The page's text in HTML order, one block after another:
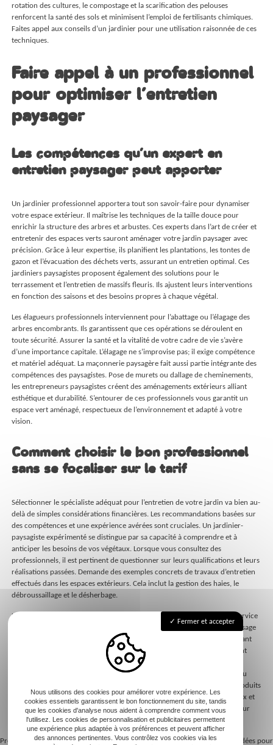
rotation des cultures, le compostage et la scarification des pelouses
renforcent la santé des sols et minimisent l’emploi de fertilisants chimiques.
Faites appel aux conseils d’un jardinier pour une utilisation raisonnée de ces
techniques.
Faire appel à un professionnel
pour optimiser l’entretien
paysager
Les compétences qu’un expert en
entretien paysager peut apporter
Un jardinier professionnel apportera tout son savoir-faire pour dynamiser
votre espace extérieur. Il maîtrise les techniques de la taille douce pour
enrichir la structure des arbres et arbustes. Ces experts dans l’art de créer et
entretenir des espaces verts sauront aménager votre jardin paysager avec
précision. Grâce à leur expertise, ils planifient les plantations, les tontes de
gazon et l’évacuation des déchets verts, assurant un entretien optimal. Ces
jardiniers paysagistes proposent également des solutions pour le
terrassement et l’entretien de massifs fleuris. Ils ajustent leurs interventions
en fonction des saisons et des besoins propres à chaque végétal.
Les élagueurs professionnels interviennent pour l’abattage ou l’élagage des
arbres encombrants. Ils garantissent que ces opérations se déroulent en
toute sécurité. Assurer la santé et la vitalité de votre cadre de vie s’avère
d’une importance capitale. L’élagage ne s’improvise pas; il exige compétence
et matériel adéquat. La maçonnerie paysagère fait aussi partie intégrante des
compétences des paysagistes. Pose de murets ou dallage de cheminements,
les entrepreneurs paysagistes créent des aménagements extérieurs alliant
esthétique et durabilité. S’entourer de ces professionnels vous garantit un
espace vert aménagé, respectueux de l’environnement et adapté à votre
vision.
Comment choisir le bon professionnel
sans se focaliser sur le tarif
Sélectionner le spécialiste adéquat pour l’entretien de votre jardin va bien au-
delà de simples considérations financières. Les recommandations basées sur
des compétences et une expérience avérées sont cruciales. Un jardinier-
paysagiste expérimenté se distingue par sa capacité à comprendre et à
anticiper les besoins de vos végétaux. Lorsque vous consultez des
professionnels, il est pertinent de questionner sur leurs qualifications et leurs
réalisations passées. Demande des exemples concrets de travaux d’entretien
effectués dans les espaces extérieurs. Cela inclut la gestion des haies, le
débroussaillage et le désherbage.
La renommée d’un prestataire repose aussi sur sa capacité à offrir un service
personnalisé adapté à vos exigences spécifiques. Des entreprises du paysage
peuvent vous faire bénéficier d’un contrat d’entretien régulier garantissant
des interventions continues et soignées. Le relationnel importe également
dans votre choix. Entendre les conseils d’un professionnel courtois et à
l’écoute enrichit votre expérience. Évaluer l’éthique environnementale du
prestataire, notamment le respect de la biodiversité et l’utilisation de produits
biologiques, doit aussi être un critère. En misant sur un expert talentueux et
engagé dans une démarche durable, vous profiterez d’un espace extérieur
splendide toute l’année.
Previous:
Idées innovantes pour la
Next: Aménagement de jardin : idées pour
Fermer et accepter
Nous utilisons des cookies pour améliorer votre expérience. Les
cookies essentiels garantissent le bon fonctionnement du site, tandis
que les cookies d'analyse nous aident à comprendre comment vous
l'utilisez. Les cookies de personnalisation et publicitaires permettent
une expérience plus adaptée à vos préférences et peuvent afficher
des annonces pertinentes. Vous contrôlez vos cookies via les